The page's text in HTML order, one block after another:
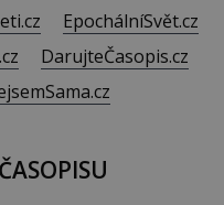
EpochálníSvět.cz
DarujteČasopis.cz